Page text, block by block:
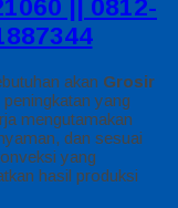
|| 0812-
akan Grosir
yang
mengutamakan
dan sesuai
yang
hasil produksi